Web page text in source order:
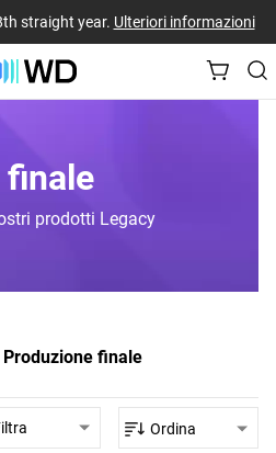
straight year. Ulteriori informazioni
finale
prodotti Legacy
Produzione finale
Ordina